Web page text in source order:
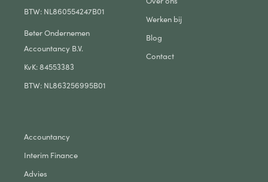
BTW: NL860554247B01
Beter Ondernemen
Accountancy B.V.
KvK: 84553383
BTW: NL863256995B01
Werken bij
Blog
Contact
Accountancy
Interim Finance
Advies